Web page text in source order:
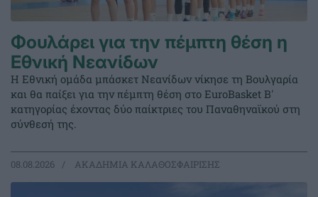
Φουλάρει για την πέμπτη θέση η
Εθνική Νεανίδων
Η Εθνική ομάδα μπάσκετ Νεανίδων νίκησε τη Βουλγαρία
και θα παίξει για την πέμπτη θέση στο EuroBasket Β'
κατηγορίας έχοντας δύο παίκτριες του Παναθηναϊκού στη
σύνθεσή της.
08.08.2026 ΑΚΑΔΗΜΙΑ ΚΑΛΑΘΟΣΦΑΙΡΙΣΗΣ